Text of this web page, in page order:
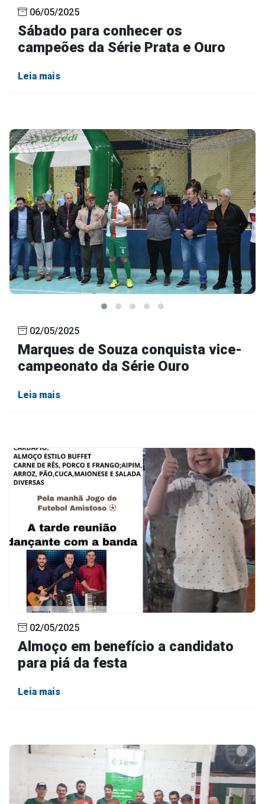
06/05/2025
Sábado para conhecer os
campeões da Série Prata e Ouro
Leia mais
02/05/2025
Marques de Souza conquista vice-
campeonato da Série Ouro
Leia mais
02/05/2025
Almoço em benefício a candidato
para piá da festa
Leia mais